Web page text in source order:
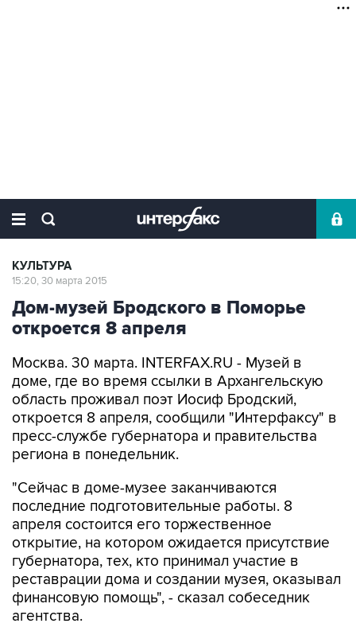
КУЛЬТУРА
15:20, 30 марта 2015
Дом-музей Бродского в Поморье
откроется 8 апреля
Москва. 30 марта. INTERFAX.RU - Музей в
доме, где во время ссылки в Архангельскую
область проживал поэт Иосиф Бродский,
откроется 8 апреля, сообщили "Интерфаксу" в
пресс-службе губернатора и правительства
региона в понедельник.
"Сейчас в доме-музее заканчиваются
последние подготовительные работы. 8
апреля состоится его торжественное
открытие, на котором ожидается присутствие
губернатора, тех, кто принимал участие в
реставрации дома и создании музея, оказывал
финансовую помощь", - сказал собеседник
агентства.